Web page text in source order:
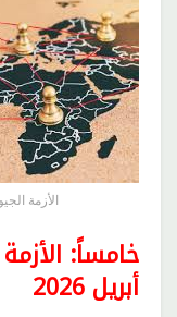
الأزمة
خامساً:
أبريل 2026